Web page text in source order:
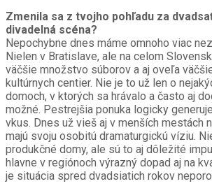
Zmenila sa z tvojho pohľadu za
divadelná scéna?
Nepochybne dnes máme omnoho viac
Nielen v Bratislave, ale na celom
väčšie množstvo súborov a aj oveľa
kultúrnych centier. Nie je to už len o
domoch, v ktorých sa hrávalo a často aj
možné. Pestrejšia ponuka logicky
vkus. Dnes už vieš aj v menších mestách
majú svoju osobitú dramaturgickú víziu.
produkčné domy, ale sú to aj dôležité
hlavne v regiónoch výrazný dopad aj na
je situácia spred dvadsiatich rokov